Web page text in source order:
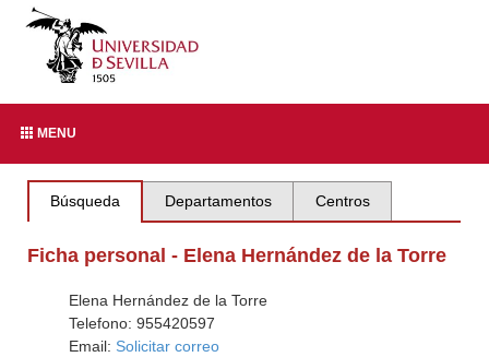
MENU
Búsqueda Departamentos Centros
Ficha personal - Elena Hernández de la Torre
Elena Hernández de la Torre
Telefono: 955420597
Email: Solicitar correo